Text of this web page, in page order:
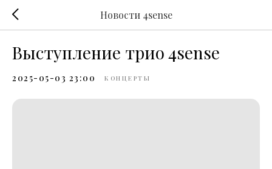
Новости 4sense
Выступление трио 4sense
2025-05-03 23:00 КОНЦЕРТЫ